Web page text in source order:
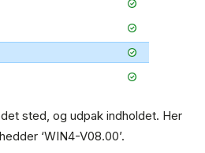
sted, og udpak indholdet. Her
‘WIN4-V08.00’.